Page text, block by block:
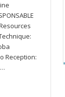
Reception: